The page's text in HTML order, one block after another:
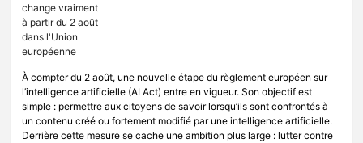
À compter du 2 août, une nouvelle étape du règlement européen sur
l’intelligence artificielle (AI Act) entre en vigueur. Son objectif est
simple : permettre aux citoyens de savoir lorsqu’ils sont confrontés à
un contenu créé ou fortement modifié par une intelligence artificielle.
Derrière cette mesure se cache une ambition plus large : lutter contre